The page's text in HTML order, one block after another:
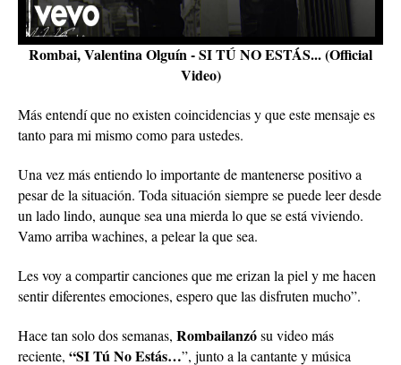
Rombai, Valentina Olguín - SI TÚ NO ESTÁS... (Official
Video)
Más entendí que no existen coincidencias y que este mensaje es
tanto para mi mismo como para ustedes.
Una vez más entiendo lo importante de mantenerse positivo a
pesar de la situación. Toda situación siempre se puede leer desde
un lado lindo, aunque sea una mierda lo que se está viviendo.
Vamo arriba wachines, a pelear la que sea.
Les voy a compartir canciones que me erizan la piel y me hacen
sentir diferentes emociones, espero que las disfruten mucho”.
Hace tan solo dos semanas, Rombailanzósu video más
reciente, “SI Tú No Estás…”, junto a la cantante y música